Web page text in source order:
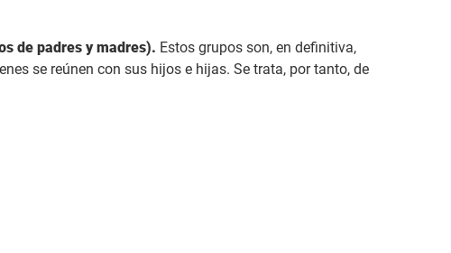
de padres y madres). Estos grupos son, en definitiva,
se reúnen con sus hijos e hijas. Se trata, por tanto, de